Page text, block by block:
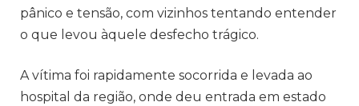
pânico e tensão, com vizinhos tentando entender
o que levou àquele desfecho trágico.
A vítima foi rapidamente socorrida e levada ao
hospital da região, onde deu entrada em estado